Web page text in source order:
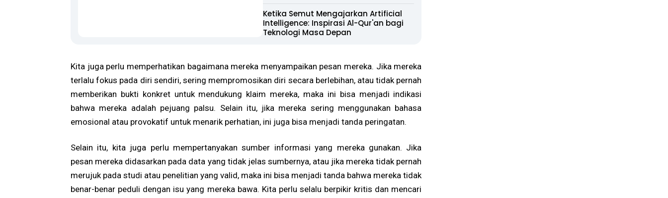
Ketika Semut Mengajarkan Artificial
Intelligence: Inspirasi Al-Qur'an bagi
Teknologi Masa Depan
Kita juga perlu memperhatikan bagaimana mereka menyampaikan pesan mereka. Jika mereka
terlalu fokus pada diri sendiri, sering mempromosikan diri secara berlebihan, atau tidak pernah
memberikan bukti konkret untuk mendukung klaim mereka, maka ini bisa menjadi indikasi
bahwa mereka adalah pejuang palsu. Selain itu, jika mereka sering menggunakan bahasa
emosional atau provokatif untuk menarik perhatian, ini juga bisa menjadi tanda peringatan.
Selain itu, kita juga perlu mempertanyakan sumber informasi yang mereka gunakan. Jika
pesan mereka didasarkan pada data yang tidak jelas sumbernya, atau jika mereka tidak pernah
merujuk pada studi atau penelitian yang valid, maka ini bisa menjadi tanda bahwa mereka tidak
benar-benar peduli dengan isu yang mereka bawa. Kita perlu selalu berpikir kritis dan mencari